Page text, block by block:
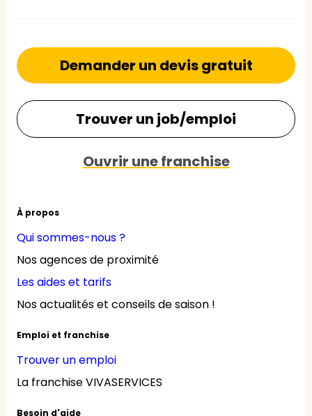
À propos
Qui sommes-nous ?
Nos agences de proximité
Les aides et tarifs
Nos actualités et conseils de saison !
Emploi et franchise
Trouver un emploi
La franchise VIVASERVICES
Besoin d'aide
Demander un devis gratuit
Trouver un job/emploi
Ouvrir une franchise